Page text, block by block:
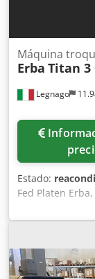
Legnago
Máquina
Erba Titan 3
Información de
Estado:
Fed Platen
automático
lubricación
alimentador
seguridad.